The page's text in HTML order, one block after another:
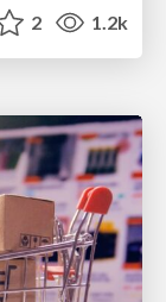
2 1.2k